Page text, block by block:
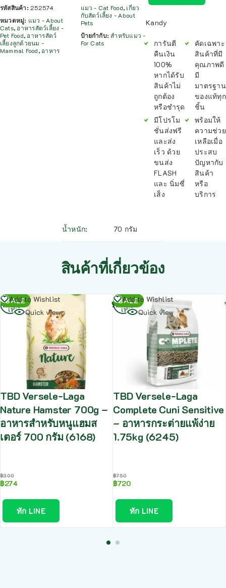
รหัสสินค้า: 252574
หมวดหมู่: แมว - About
Cats, อาหารสัตว์เลี้ยง -
Pet Food, อาหารสัตว์
เลี้ยงลูกด้วยนม -
Mammal Food, อาหาร
แมว - Cat Food, เกี่ยว
กับสัตว์เลี้ยง - About
Pets
ป้ายกำกับ:สำหรับแมว -
For Cats
Kandy
การันตี
คืนเงิน
100%
หากได้รับ
สินค้าไม่
ถูกต้อง
หรือชำรุด
มีโปรโม
ชั่นส่งฟรี
และส่ง
เร็ว ด้วย
ขนส่ง
FLASH
และ นิ่มซี่
เส็ง
คัดเฉพาะ
สินค้าที่มี
คุณภาพดี
มี
มาตรฐาน
ของแท้ทุก
ชิ้น
พร้อมให้
ความช่วย
เหลือเมื่อ
ประสบ
ปัญหากับ
สินค้า
หรือ
บริการ
น้ำหนัก 70 กรัม
สินค้าที่เกี่ยวข้อง
SALE
Add to Wishlist
Quick view
TBD Versele-Laga
Nature Hamster 700g –
อาหารสำหรับหนูแฮมส
เตอร์ 700 กรัม (6168)
฿300
฿274
ทัก LINE
อ่าน
เพิ่ม
SALE
Add to Wishlist
Quick view
TBD Versele-Laga
Complete Cuni Sensitive
– อาหารกระต่ายแพ้ง่าย
1.75kg (6245)
฿750
฿720
ทัก LINE
อ่าน
เพิ่ม